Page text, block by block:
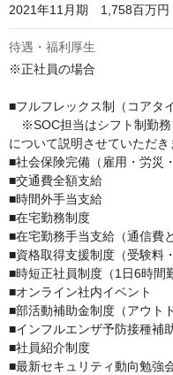
2021年11月期　1,758百万円
待遇・福利厚生
※正社員の場合
■フルフレックス制（コアタ
※SOC担当はシフト制勤務
について説明させていただき
■社会保険完備（雇用・労災
■交通費全額支給
■時間外手当支給
■在宅勤務制度
■在宅勤務手当支給（通信費
■資格取得支援制度（受験料
■時短正社員制度（1日6時間
■オンライン社内イベント
■部活動補助金制度（アウト
■インフルエンザ予防接種補
■社員紹介制度
■最新セキュリティ動向勉強